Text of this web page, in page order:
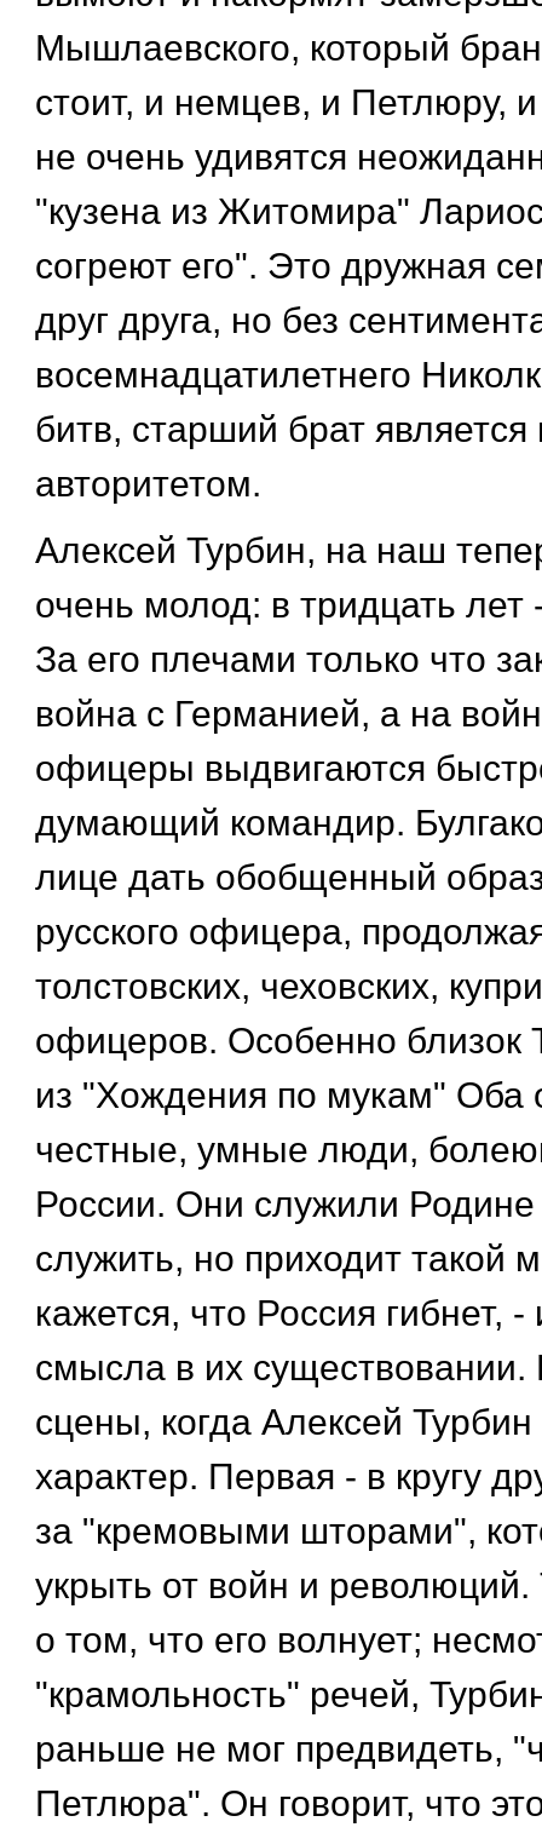
Мышлаевского, который
стоит, и немцев, и Петлюру,
не очень удивятся
"кузена из Житомира"
согреют его". Это дружная
друг друга, но без
восемнадцатилетнего
битв, старший брат
авторитетом.
Алексей Турбин, на наш
очень молод: в тридцать лет
За его плечами только что
война с Германией, а на
офицеры выдвигаются
думающий командир.
лице дать обобщенный
русского офицера,
толстовских, чеховских,
офицеров. Особенно близок
из "Хождения по мукам" Оба
честные, умные люди,
России. Они служили Родине
служить, но приходит такой
кажется, что Россия гибнет, -
смысла в их существовании.
сцены, когда Алексей Турбин
характер. Первая - в кругу
за "кремовыми шторами",
укрыть от войн и революций.
о том, что его волнует;
"крамольность" речей,
раньше не мог предвидеть,
Петлюра". Он говорит, что